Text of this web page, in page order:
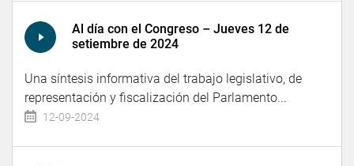
Al día con el Congreso – Jueves 12 de
setiembre de 2024
Una síntesis informativa del trabajo legislativo, de
representación y fiscalización del Parlamento...
12-09-2024